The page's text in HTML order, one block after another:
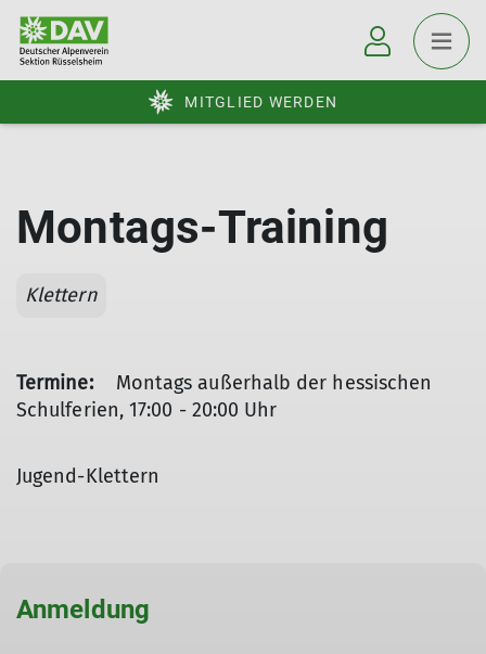
MITGLIED WERDEN
Montags-Training
Klettern
Termine:
Montags außerhalb der hessischen
Schulferien, 17:00 - 20:00 Uhr
Jugend-Klettern
Anmeldung